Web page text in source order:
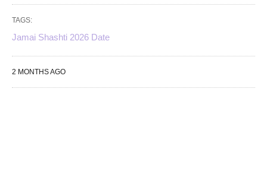
TAGS:
Jamai Shashti 2026 Date
2 MONTHS AGO